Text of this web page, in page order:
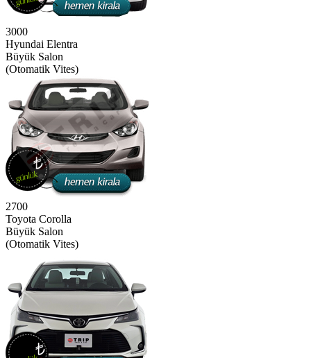
3000
Hyundai Elentra
Büyük Salon
(Otomatik Vites)
2700
Toyota Corolla
Büyük Salon
(Otomatik Vites)